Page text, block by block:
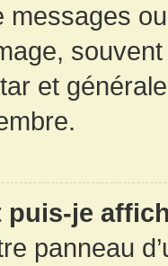
messages
et
puis-je
panneau